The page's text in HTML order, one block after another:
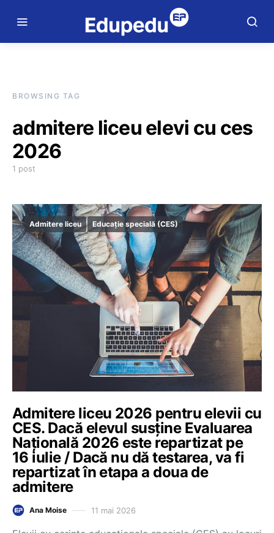
BROWSING TAG
admitere liceu elevi cu ces
2026
1 post
Admitere liceu Educație specială (CES)
Admitere liceu 2026 pentru elevii cu
CES. Dacă elevul susține Evaluarea
Națională 2026 este repartizat pe
16 iulie / Dacă nu dă testarea, va fi
repartizat în etapa a doua de
admitere
Ana Moise 11 mai 2026